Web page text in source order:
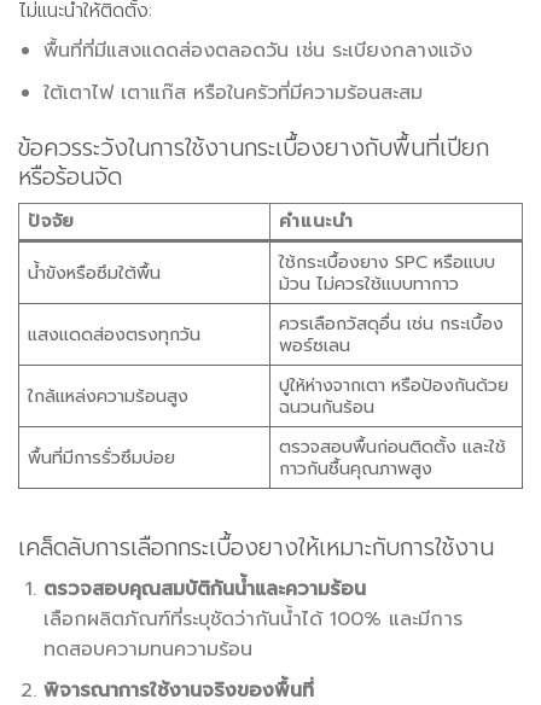
ไม่แนะนำให้ติดตั้ง:
พื้นที่ที่มีแสงแดดส่องตลอดวัน เช่น ระเบียงกลางแจ้ง
ใต้เตาไฟ เตาแก๊ส หรือในครัวที่มีความร้อนสะสม
ข้อควรระวังในการใช้งานกระเบื้องยางกับพื้นที่เปียก
หรือร้อนจัด
ปัจจัย
คำแนะนำ
น้ำขังหรือซึมใต้พื้น
ใช้กระเบื้องยาง SPC หรือแบบ
ม้วน ไม่ควรใช้แบบทากาว
แสงแดดส่องตรงทุกวัน
ควรเลือกวัสดุอื่น เช่น กระเบื้อง
พอร์ซเลน
ใกล้แหล่งความร้อนสูง
ปูให้ห่างจากเตา หรือป้องกันด้วย
ฉนวนกันร้อน
พื้นที่มีการรั่วซึมบ่อย
ตรวจสอบพื้นก่อนติดตั้ง และใช้
กาวกันชื้นคุณภาพสูง
เคล็ดลับการเลือกกระเบื้องยางให้เหมาะกับการใช้งาน
ตรวจสอบคุณสมบัติกันน้ำและความร้อน
เลือกผลิตภัณฑ์ที่ระบุชัดว่ากันน้ำได้ 100% และมีการ
ทดสอบความทนความร้อน
พิจารณาการใช้งานจริงของพื้นที่